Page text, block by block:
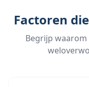
Factoren
Begrijp